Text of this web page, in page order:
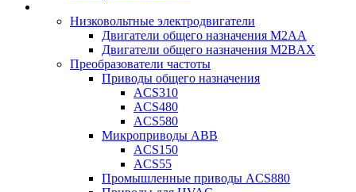
Низковольтные электродвигатели
Двигатели общего назначения M2AA
Двигатели общего назначения M2BAX
Преобразователи частоты
Приводы общего назначения
ACS310
ACS480
ACS580
Микроприводы ABB
ACS150
ACS55
Промышленные приводы ACS880